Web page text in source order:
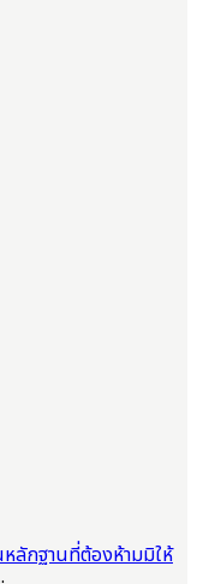
ลักฐานที่ต้องห้ามมิให้